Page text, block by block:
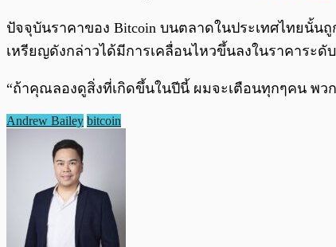
ปัจจุบันราคาของ Bitcoin บนตลาดในประเทศไทยนั้น
เหรียญดังกล่าวได้มีการเคลื่อนไหวขึ้นลงในราคาระดั
“ถ้าคุณลองดูสิ่งที่เกิดขึ้นในปีนี้ ผมจะเตือนทุกๆคน พว
Andrew Bailey bitcoin